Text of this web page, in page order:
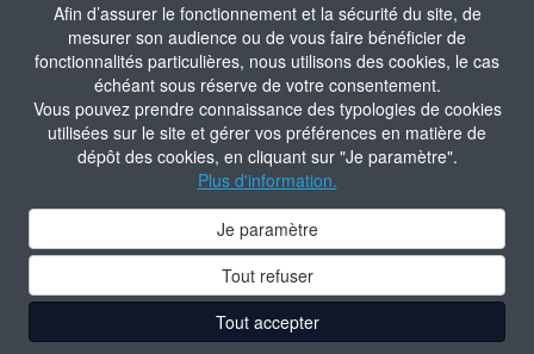
Afin d’assurer le fonctionnement et la sécurité du site, de
mesurer son audience ou de vous faire bénéficier de
fonctionnalités particulières, nous utilisons des cookies, le cas
échéant sous réserve de votre consentement.
Vous pouvez prendre connaissance des typologies de cookies
utilisées sur le site et gérer vos préférences en matière de
dépôt des cookies, en cliquant sur "Je paramètre".
Plus d'information.
Je paramètre
Tout refuser
Tout accepter